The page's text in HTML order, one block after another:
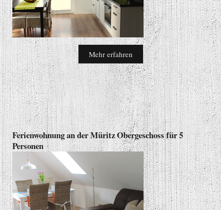
Mehr erfahren
Ferienwohnung an der Müritz Obergeschoss für 5
Personen